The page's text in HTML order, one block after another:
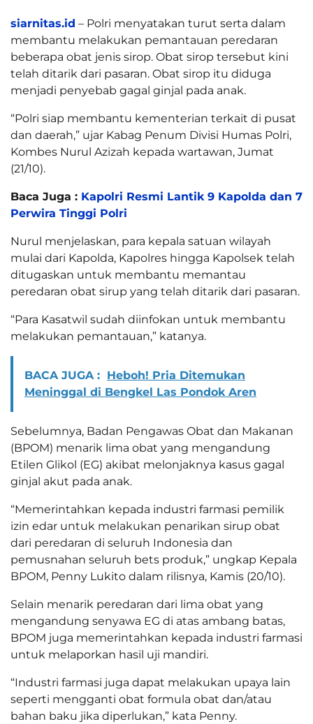
siarnitas.id – Polri menyatakan turut serta dalam
membantu melakukan pemantauan peredaran
beberapa obat jenis sirop. Obat sirop tersebut kini
telah ditarik dari pasaran. Obat sirop itu diduga
menjadi penyebab gagal ginjal pada anak.
“Polri siap membantu kementerian terkait di pusat
dan daerah,” ujar Kabag Penum Divisi Humas Polri,
Kombes Nurul Azizah kepada wartawan, Jumat
(21/10).
Baca Juga : Kapolri Resmi Lantik 9 Kapolda dan 7
Perwira Tinggi Polri
Nurul menjelaskan, para kepala satuan wilayah
mulai dari Kapolda, Kapolres hingga Kapolsek telah
ditugaskan untuk membantu memantau
peredaran obat sirup yang telah ditarik dari pasaran.
“Para Kasatwil sudah diinfokan untuk membantu
melakukan pemantauan,” katanya.
BACA JUGA : Heboh! Pria Ditemukan
Meninggal di Bengkel Las Pondok Aren
Sebelumnya, Badan Pengawas Obat dan Makanan
(BPOM) menarik lima obat yang mengandung
Etilen Glikol (EG) akibat melonjaknya kasus gagal
ginjal akut pada anak.
“Memerintahkan kepada industri farmasi pemilik
izin edar untuk melakukan penarikan sirup obat
dari peredaran di seluruh Indonesia dan
pemusnahan seluruh bets produk,” ungkap Kepala
BPOM, Penny Lukito dalam rilisnya, Kamis (20/10).
Selain menarik peredaran dari lima obat yang
mengandung senyawa EG di atas ambang batas,
BPOM juga memerintahkan kepada industri farmasi
untuk melaporkan hasil uji mandiri.
“Industri farmasi juga dapat melakukan upaya lain
seperti mengganti obat formula obat dan/atau
bahan baku jika diperlukan,” kata Penny.